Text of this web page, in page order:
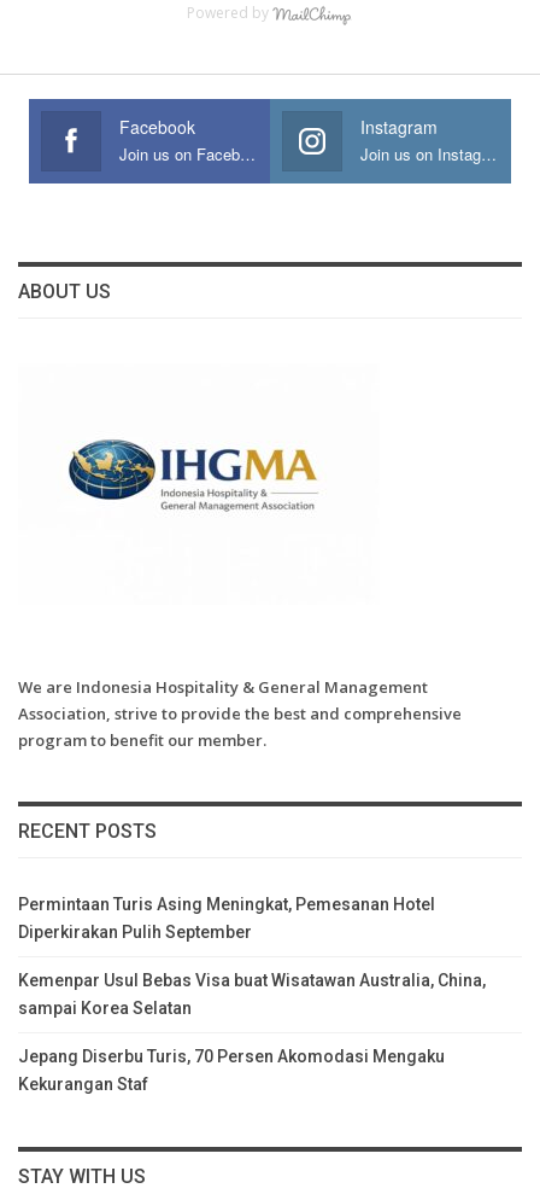
Powered by
Facebook
Join us on Facebook
Instagram
Join us on Instagram
ABOUT US
We are Indonesia Hospitality & General Management
Association, strive to provide the best and comprehensive
program to benefit our member.
RECENT POSTS
Permintaan Turis Asing Meningkat, Pemesanan Hotel
Diperkirakan Pulih September
Kemenpar Usul Bebas Visa buat Wisatawan Australia, China,
sampai Korea Selatan
Jepang Diserbu Turis, 70 Persen Akomodasi Mengaku
Kekurangan Staf
STAY WITH US